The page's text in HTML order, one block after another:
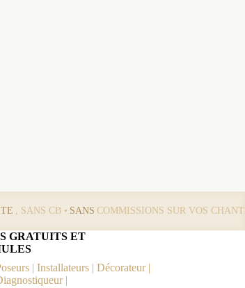
, SANS CB • SANS COMMISSIONS SUR VOS
GRATUITS ET
| Installateurs | Décorateur |
|